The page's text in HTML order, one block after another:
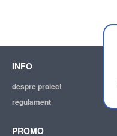
INFO
despre proiect
regulament
PROMO